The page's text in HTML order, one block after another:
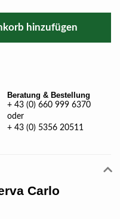
hinzufügen
Beratung & Bestellung
+ 43 (0) 660 999 6370
oder
+ 43 (0) 5356 20511
Carlo